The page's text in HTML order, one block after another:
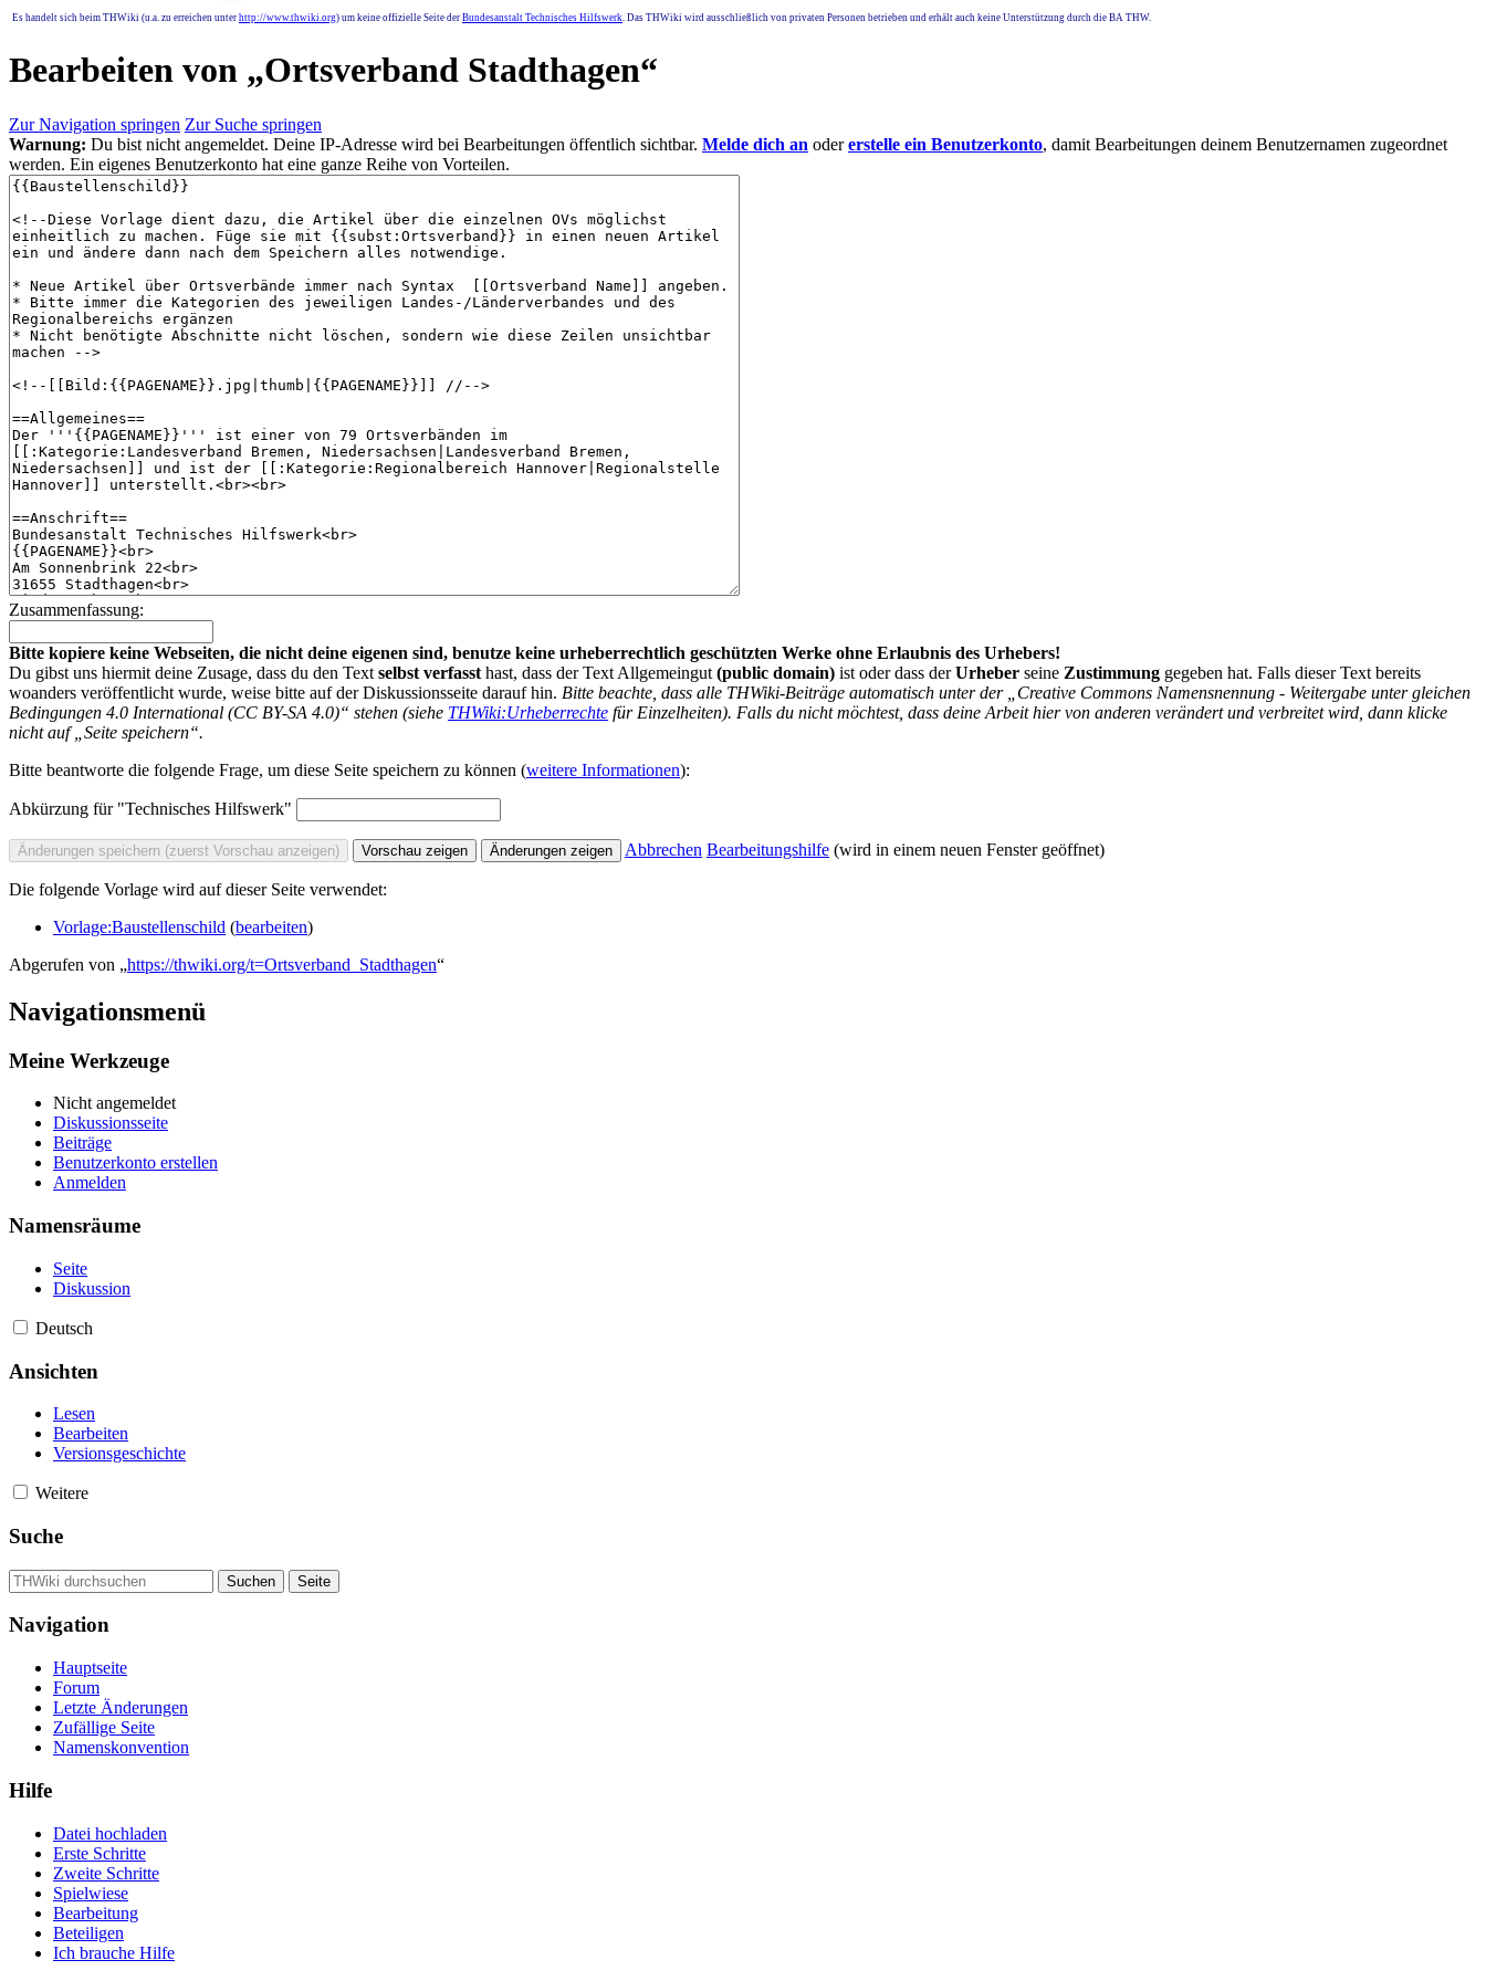
Es handelt sich beim THWiki (u.a. zu erreichen unter http://www.thwiki.org) um keine offizielle Seite der Bundesanstalt Technisches Hilfswerk. Das THWiki wird ausschließlich von privaten Personen betrieben und erhält auch keine Unterstützung durch die BA THW.
Bearbeiten von „Ortsverband Stadthagen“
Zur Navigation springen Zur Suche springen
Warnung: Du bist nicht angemeldet. Deine IP-Adresse wird bei Bearbeitungen öffentlich sichtbar. Melde dich an odererstelle ein Benutzerkonto, damit Bearbeitungen deinem Benutzernamen zugeordnet
werden. Ein eigenes Benutzerkonto hat eine ganze Reihe von Vorteilen.
Zusammenfassung:
Bitte kopiere keine Webseiten, die nicht deine eigenen sind, benutze keine urheberrechtlich geschützten Werke ohne Erlaubnis des Urhebers!
Du gibst uns hiermit deine Zusage, dass du den Text selbst verfasst hast, dass der Text Allgemeingut (public domain) ist oder dass derUrheber seine Zustimmung gegeben hat. Falls dieser Text bereits
woanders veröffentlicht wurde, weise bitte auf der Diskussionsseite darauf hin. Bitte beachte, dass alle THWiki-Beiträge automatisch unter der „Creative Commons Namensnennung - Weitergabe unter gleichen
Bedingungen 4.0 International (CC BY-SA 4.0)“ stehen (siehe THWiki:Urheberrechte für Einzelheiten). Falls du nicht möchtest, dass deine Arbeit hier von anderen verändert und verbreitet wird, dann klicke
nicht auf „Seite speichern“.
Bitte beantworte die folgende Frage, um diese Seite speichern zu können (weitere Informationen):
Abkürzung für "Technisches Hilfswerk"
Abbrechen Bearbeitungshilfe (wird in einem neuen Fenster geöffnet)
Die folgende Vorlage wird auf dieser Seite verwendet:
Vorlage:Baustellenschild (bearbeiten)
Abgerufen von „https://thwiki.org/t=Ortsverband_Stadthagen“
Navigationsmenü
Meine Werkzeuge
Nicht angemeldet
Diskussionsseite
Beiträge
Benutzerkonto erstellen
Anmelden
Namensräume
Seite
Diskussion
Deutsch
Ansichten
Lesen
Bearbeiten
Versionsgeschichte
Weitere
Suche
Navigation
Hauptseite
Forum
Letzte Änderungen
Zufällige Seite
Namenskonvention
Hilfe
Datei hochladen
Erste Schritte
Zweite Schritte
Spielwiese
Bearbeitung
Beteiligen
Ich brauche Hilfe